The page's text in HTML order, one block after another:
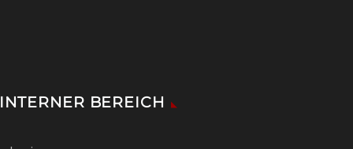
INTERNER BEREICH